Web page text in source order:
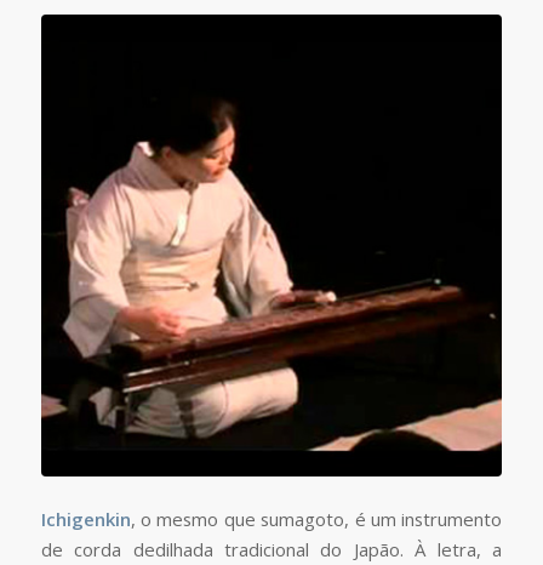
Ichigenkin, o mesmo que sumagoto, é um instrumento
de corda dedilhada tradicional do Japão. À letra, a